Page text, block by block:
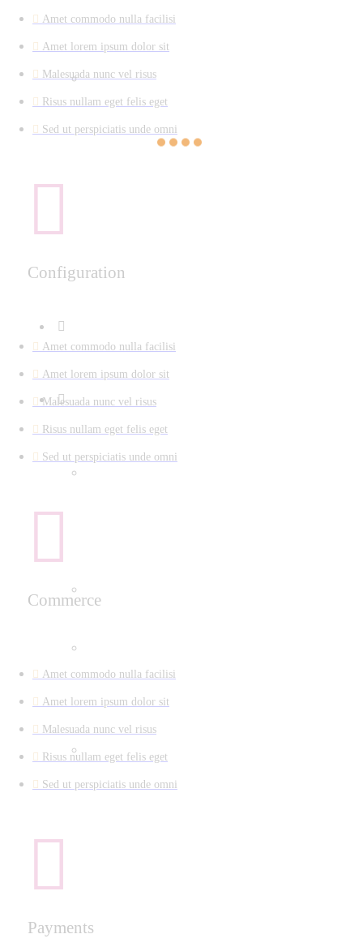
Amet commodo nulla facilisi
Amet lorem ipsum dolor sit
Malesuada nunc vel risus
Risus nullam eget felis eget
Sed ut perspiciatis unde omni
Configuration
Amet commodo nulla facilisi
Amet lorem ipsum dolor sit
Malesuada nunc vel risus
Risus nullam eget felis eget
Sed ut perspiciatis unde omni
Commerce
Amet commodo nulla facilisi
Amet lorem ipsum dolor sit
Malesuada nunc vel risus
Risus nullam eget felis eget
Sed ut perspiciatis unde omni
Payments